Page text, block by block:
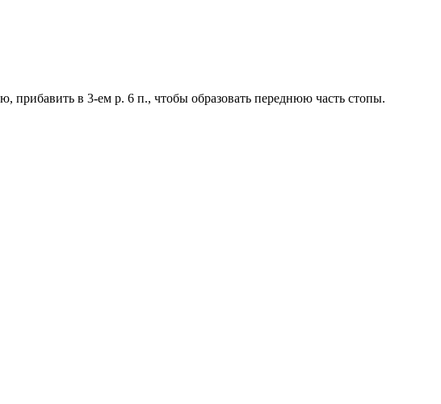
прибавить в 3-ем р. 6 п., чтобы образовать переднюю часть стопы.